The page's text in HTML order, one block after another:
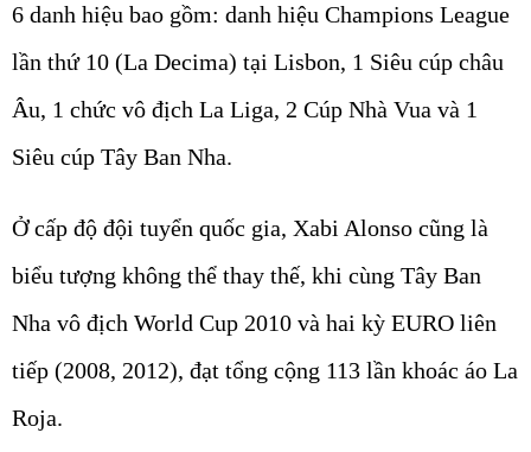
6 danh hiệu bao gồm: danh hiệu Champions League
lần thứ 10 (La Decima) tại Lisbon, 1 Siêu cúp châu
Âu, 1 chức vô địch La Liga, 2 Cúp Nhà Vua và 1
Siêu cúp Tây Ban Nha.
Ở cấp độ đội tuyển quốc gia, Xabi Alonso cũng là
biểu tượng không thể thay thế, khi cùng Tây Ban
Nha vô địch World Cup 2010 và hai kỳ EURO liên
tiếp (2008, 2012), đạt tổng cộng 113 lần khoác áo La
Roja.